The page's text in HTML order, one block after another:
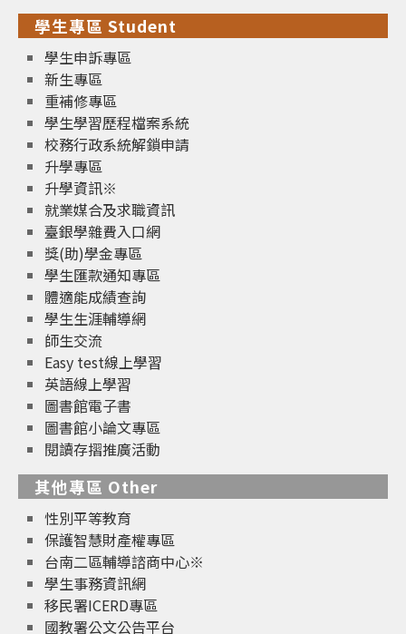
學生專區 Student
學生申訴專區
新生專區
重補修專區
學生學習歷程檔案系統
校務行政系統解鎖申請
升學專區
升學資訊※
就業媒合及求職資訊
臺銀學雜費入口網
獎(助)學金專區
學生匯款通知專區
體適能成績查詢
學生生涯輔導網
師生交流
Easy test線上學習
英語線上學習
圖書館電子書
圖書館小論文專區
閱讀存摺推廣活動
其他專區 Other
性別平等教育
保護智慧財產權專區
台南二區輔導諮商中心※
學生事務資訊網
移民署ICERD專區
國教署公文公告平台